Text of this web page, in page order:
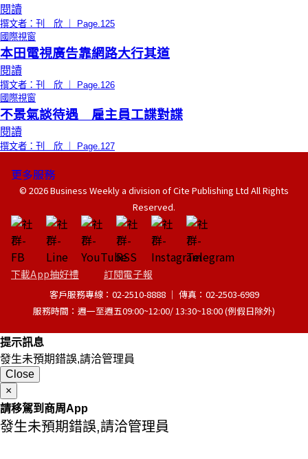
閱讀
撰文者：刊 欣 ｜ Page.125
國際視窗
本田電視廣告靠網路大行其道
閱讀
撰文者：刊 欣 ｜ Page.126
國際視窗
不景氣談待遇 雇主員工諜對諜
閱讀
撰文者：刊 欣 ｜ Page.127
更多服務
© 2026 Business Weekly a division of Cite Publishing Ltd All Rights
Reserved.
下載App抽好禮 訂閱電子報
客戶服務專線：02-2510-8888 │ 傳真：02-2503-6989
服務時間：週一至週五09:00~12:00/ 13:30~18:00 (例假日除外)
提示訊息
發生未預期錯誤,請洽管理員
Close
×
請移駕到商周App
發生未預期錯誤,請洽管理員